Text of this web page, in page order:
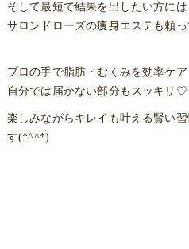
そして最短で結果を出したい方には
サロンドローズの痩身エステも頼っ
プロの手で脂肪・むくみを効率ケア
自分では届かない部分もスッキリ♡
楽しみながらキレイも叶える賢い
す(*^^*)